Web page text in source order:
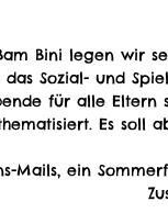
Bini legen wir
Sozial- und
für alle
Es soll
Mails, ein